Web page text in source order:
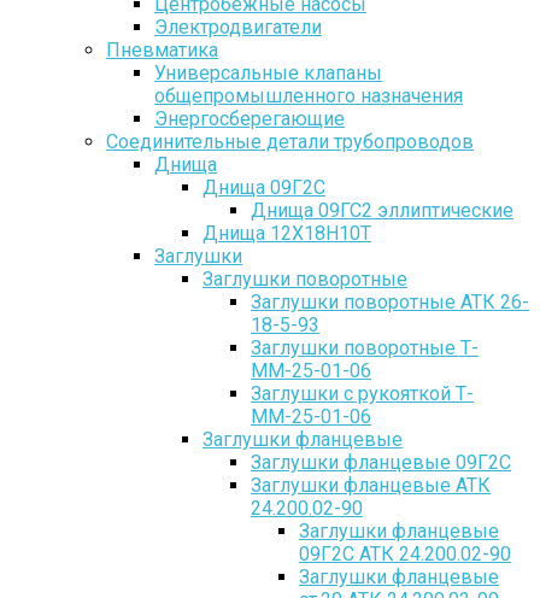
Электродвигатели
Пневматика
Универсальные клапаны
общепромышленного назначения
Энергосберегающие
Соединительные детали трубопроводов
Днища
Днища 09Г2С
Днища 09ГС2 эллиптические
Днища 12Х18Н10Т
Заглушки
Заглушки поворотные
Заглушки поворотные АТК 26-
18-5-93
Заглушки поворотные Т-
ММ-25-01-06
Заглушки с рукояткой Т-
ММ-25-01-06
Заглушки фланцевые
Заглушки фланцевые 09Г2С
Заглушки фланцевые АТК
24.200.02-90
Заглушки фланцевые
09Г2С АТК 24.200.02-90
Заглушки фланцевые